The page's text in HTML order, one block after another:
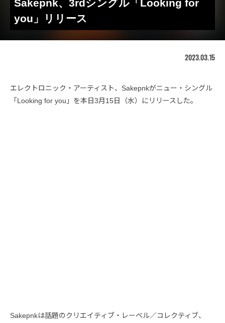
Sakepnk、3rdシングル「Looking for
you」リリース
2023.03.15
エレクトロニック・アーティスト、Sakepnkがニュー・シングル
「Looking for you」を本日3月15日（水）にリリースした。
Sakepnkは話題のクリエイティブ・レーベル／コレクティブ、